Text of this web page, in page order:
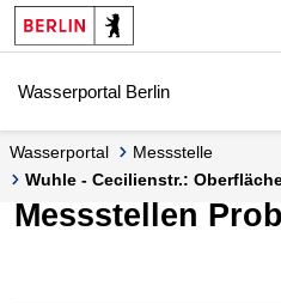
Springe zur Navigation
Springe zum Inhalt
Wasserportal Berlin
Wasserportal
Messstelle
Wuhle - Cecilienstr.:
Messstellen